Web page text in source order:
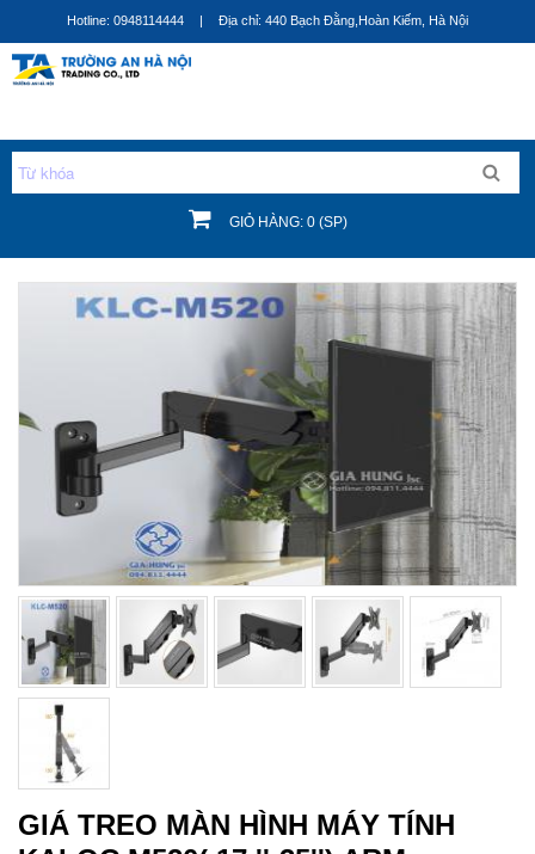
Nhảy
Hotline: 0948114444 | Địa chỉ: 440 Bạch Đằng,Hoàn Kiếm, Hà Nội
GIỎ HÀNG: 0 (SP)
Bạn đang ở đây
GIÁ TREO MÀN HÌNH MÁY TÍNH